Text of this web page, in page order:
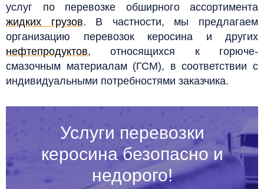
услуг по перевозке обширного ассортимента
жидких грузов. В частности, мы предлагаем
организацию перевозок керосина и других
нефтепродуктов, относящихся к горюче-
смазочным материалам (ГСМ), в соответствии с
индивидуальными потребностями заказчика.
Услуги перевозки
керосина безопасно и
недорого!